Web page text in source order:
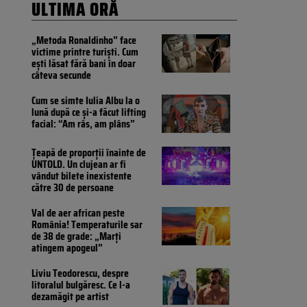
ULTIMA ORĂ
„Metoda Ronaldinho” face
victime printre turiști. Cum
ești lăsat fără bani în doar
câteva secunde
Cum se simte Iulia Albu la o
lună după ce și-a făcut lifting
facial: “Am râs, am plâns”
Țeapă de proporții înainte de
UNTOLD. Un clujean ar fi
vândut bilete inexistente
către 30 de persoane
Val de aer african peste
România! Temperaturile sar
de 38 de grade: „Marți
atingem apogeul”
Liviu Teodorescu, despre
litoralul bulgăresc. Ce l-a
dezamăgit pe artist